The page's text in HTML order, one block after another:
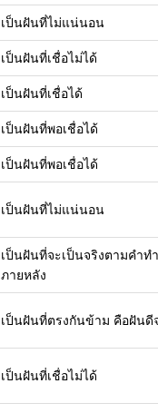
เป็นฝันที่ไม่แน่นอน
เป็นฝันที่เชื่อไม่ได้
เป็นฝันที่เชื่อได้
เป็นฝันที่พอเชื่อได้
เป็นฝันที่พอเชื่อได้
เป็นฝันที่ไม่แน่นอน
เป็นฝันที่จะเป็นจริงตามคำ
ภายหลัง
เป็นฝันที่ตรงกันข้าม คือฝันดี
เป็นฝันที่เชื่อไม่ได้